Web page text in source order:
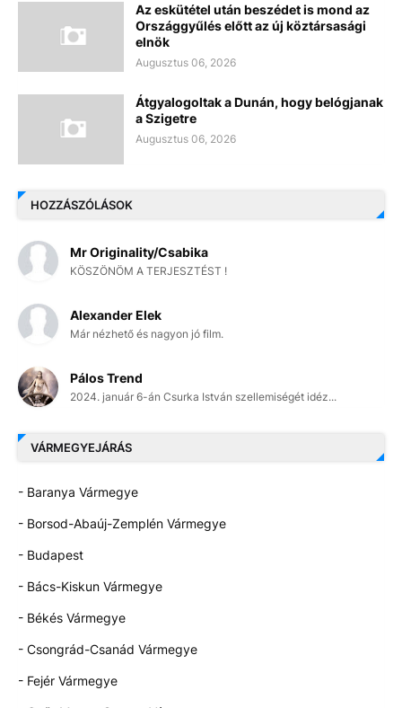
Az eskütétel után beszédet is mond az
Országgyűlés előtt az új köztársasági
elnök
Augusztus 06, 2026
Átgyalogoltak a Dunán, hogy belógjanak
a Szigetre
Augusztus 06, 2026
HOZZÁSZÓLÁSOK
Mr Originality/Csabika
KÖSZÖNÖM A TERJESZTÉST !
Alexander Elek
Már nézhető és nagyon jó film.
Pálos Trend
2024. január 6-án Csurka István szellemiségét idéz...
VÁRMEGYEJÁRÁS
- Baranya Vármegye
- Borsod-Abaúj-Zemplén Vármegye
- Budapest
- Bács-Kiskun Vármegye
- Békés Vármegye
- Csongrád-Csanád Vármegye
- Fejér Vármegye